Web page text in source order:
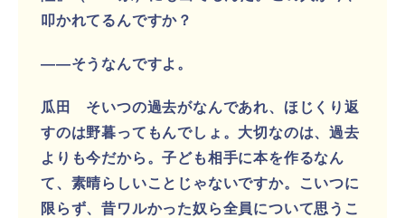
叩かれてるんですか？
――そうなんですよ。
瓜田 そいつの過去がなんであれ、ほじくり返
すのは野暮ってもんでしょ。大切なのは、過去
よりも今だから。子ども相手に本を作るなん
て、素晴らしいことじゃないですか。こいつに
限らず、昔ワルかった奴ら全員について思うこ